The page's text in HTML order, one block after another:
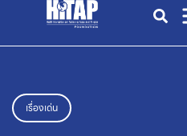
เรื่องเด่น